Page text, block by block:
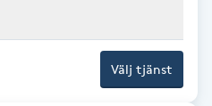
Välj tjänst